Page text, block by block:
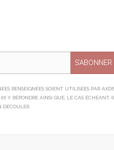
S’ABONNER
RENSEIGNÉES SOIENT UTILISÉES PAR
Y RÉPONDRE AINSI QUE, LE CAS ÉCHÉANT,
DÉCOULER.